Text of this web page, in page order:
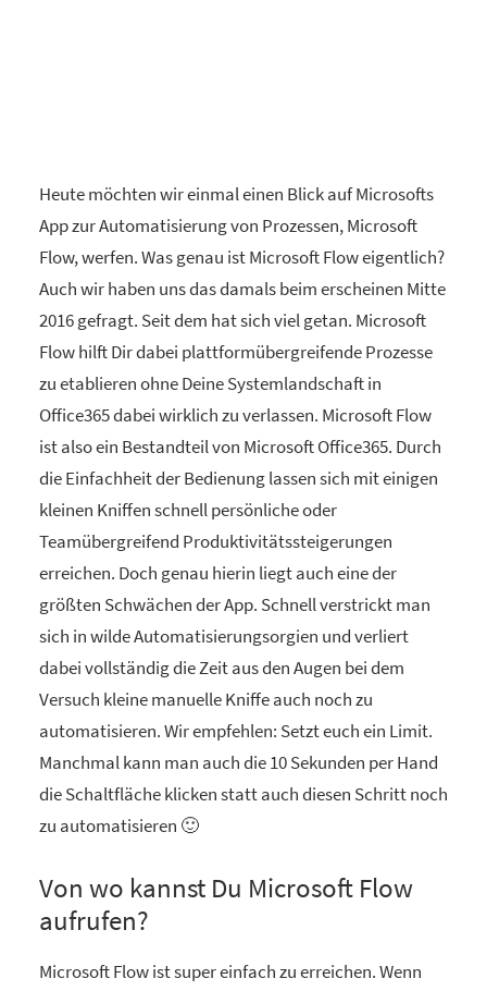
Heute möchten wir einmal einen Blick auf Microsofts
App zur Automatisierung von Prozessen, Microsoft
Flow, werfen. Was genau ist Microsoft Flow eigentlich?
Auch wir haben uns das damals beim erscheinen Mitte
2016 gefragt. Seit dem hat sich viel getan. Microsoft
Flow hilft Dir dabei plattformübergreifende Prozesse
zu etablieren ohne Deine Systemlandschaft in
Office365 dabei wirklich zu verlassen. Microsoft Flow
ist also ein Bestandteil von Microsoft Office365. Durch
die Einfachheit der Bedienung lassen sich mit einigen
kleinen Kniffen schnell persönliche oder
Teamübergreifend Produktivitätssteigerungen
erreichen. Doch genau hierin liegt auch eine der
größten Schwächen der App. Schnell verstrickt man
sich in wilde Automatisierungsorgien und verliert
dabei vollständig die Zeit aus den Augen bei dem
Versuch kleine manuelle Kniffe auch noch zu
automatisieren. Wir empfehlen: Setzt euch ein Limit.
Manchmal kann man auch die 10 Sekunden per Hand
die Schaltfläche klicken statt auch diesen Schritt noch
zu automatisieren 🙂
Von wo kannst Du Microsoft Flow
aufrufen?
Microsoft Flow ist super einfach zu erreichen. Wenn